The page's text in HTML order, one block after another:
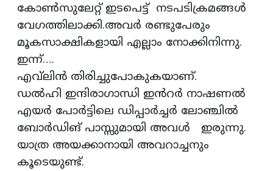
കോൺസുലേറ്റ് ഇടപെട്ട് നടപടിക്രമങ്ങൾ
വേഗത്തിലാക്കി.അവർ രണ്ടുപേരും
മൂകസാക്ഷികളായി എല്ലാം നോക്കിനിന്നു.
ഇന്ന്….
എവ്‌ലിൻ തിരിച്ചുപോകുകയാണ്.
ഡൽഹി ഇന്ദിരാഗാന്ധി ഇൻറർ നാഷണൽ
എയർ പോർട്ടിലെ ഡിപ്പാർച്ചർ ലോഞ്ചിൽ
ബോർഡിങ് പാസ്സുമായി അവൾ ഇരുന്നു.
യാത്ര അയക്കാനായി അവറാച്ചനും
കൂടെയുണ്ട്.